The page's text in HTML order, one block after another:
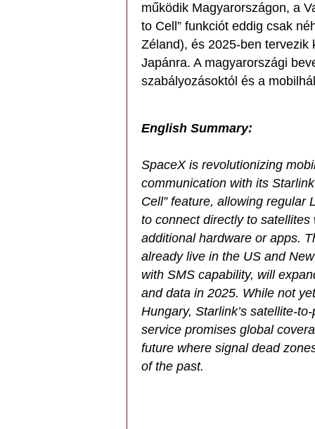
működik Magyarországon, a
to Cell” funkciót eddig csak
Zéland), és 2025-ben tervezik
Japánra. A magyarországi
szabályozásoktól és a
English Summary:
SpaceX is revolutionizing
communication with its
Cell” feature, allowing regular
to connect directly to satellites
additional hardware or apps.
already live in the US and
with SMS capability, will
and data in 2025. While not
Hungary, Starlink’s satellite-
service promises global
future where signal dead
of the past.